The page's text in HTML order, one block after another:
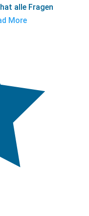
alle Fragen
More